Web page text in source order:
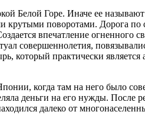
Белой Горе. Иначе ее
крутыми поворотами. Дорога
впечатление
совершеннолетия,
который практически
когда там на него было
деньги на его нужды. После
далеко от